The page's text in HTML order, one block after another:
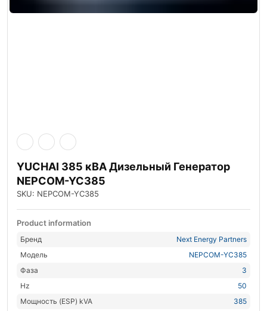
YUCHAI 385 кВА Дизельный Генератор
NEPCOM-YC385
SKU: NEPCOM-YC385
Product information
Бренд
Next Energy Partners
Модель
NEPCOM-YC385
Фаза
3
Hz
50
Мощность (ESP) kVA
385